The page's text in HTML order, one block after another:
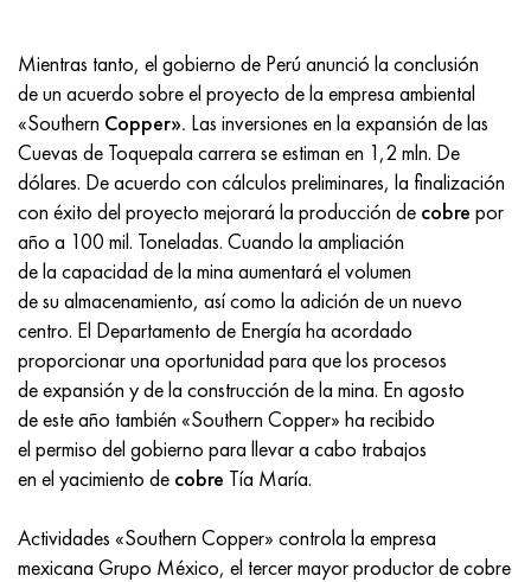
Mientras tanto, el gobierno de Perú anunció la conclusión
de un acuerdo sobre el proyecto de la empresa ambiental
«Southern Copper». Las inversiones en la expansión de las
Cuevas de Toquepala carrera se estiman en 1,2 mln. De
dólares. De acuerdo con cálculos preliminares, la finalización
con éxito del proyecto mejorará la producción de cobre por
año a 100 mil. Toneladas. Cuando la ampliación
de la capacidad de la mina aumentará el volumen
de su almacenamiento, así como la adición de un nuevo
centro. El Departamento de Energía ha acordado
proporcionar una oportunidad para que los procesos
de expansión y de la construcción de la mina. En agosto
de este año también «Southern Copper» ha recibido
el permiso del gobierno para llevar a cabo trabajos
en el yacimiento de cobre Tía María.
Actividades «Southern Copper» controla la empresa
mexicana Grupo México, el tercer mayor productor de cobre
incotest
Jette M152
Cobalto 6B
maraging 250
René 41
Maraging 300
Maraging 350
MP35N
MP159
47НХР
49KF
49K2F, 49K2FA-VI
Aleación 50N
Aleación 50NP
50NHS
Aleación 52N
52K12F
56DGNH
HN62MVKYU
HN63MB
XN65VM
KhN65VMTYu
KhN67MVTYu
KhN68VKTYU
KhN68VMTYUK-vd
KhN70VMTYu
HN73MBTYu
PT-1M
PT-3V
PT-7M
2B
SPT-2 sv
A LAS 3
3M
TL3
5B
Aleación Al6xn
15-7Ph® - 1.4532
PH 13-8 meses - 1.4534
1.4542 - 17-4Ph®
Custom 455® - 1.4543 - uns s45500
1.4545 - 15-5Ph®
1.4548 - 17-4Ph®
1.4550 - AISI 347
1.4567 - AISI 304Cu
10X18N18Yu4D
11X11N2V2MF
12Х18Н9Т
13X11N2V2MF
15x11mf
15х12vnmf
15Х12Н2MVFAB
15X16K5N2MVFAB
15X16H2AM
Bronce aluminio silicio
CW301G, C64200
bronce de silicio
C65500, CuAl11Fe3
C65620, CuSi3Fe2Zn3
C65100, CuSi1.5
Bronce estaño-plomo
c92200, CuSn6Zn4Pb2
C84400, CuSn2ZnPb
C83600, CuSn5ZnPb
Aleación de acero estructural
10g2, 10g2, AISI 1513
12X2H4A, 15NiCr13, 1.5752
AC14, 11SMnPb30
20G, 20mn5
20XH3A, AISI 4320, 20hn3a
20HM, 24CrMo5, 20hm
25KhGM, 20CrMo5, 1.7264
30X, AISI 5130, 30h
Р6М5К5, 1.3243, hs6-5-2-5
R6M5F3, 1.3344, hs6-5-3
9М4К8,1.3207
R12F3, 1.3318, sw12
P18, 1,3355, hs18-0-1, sw18
Acero carbono
10,1.1645, C105W1
11G12, 110G13L, X120Mn12